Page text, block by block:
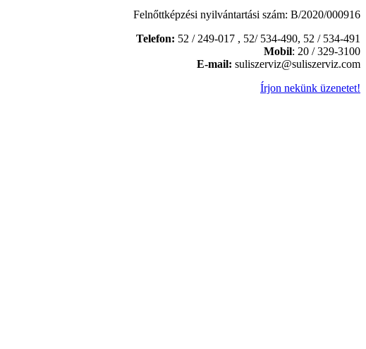
Felnőttképzési nyilvántartási szám: B/2020/000916
Telefon: 52 / 249-017 , 52/ 534-490, 52 / 534-491
Mobil: 20 / 329-3100
E-mail: suliszerviz@suliszerviz.com
Írjon nekünk üzenetet!